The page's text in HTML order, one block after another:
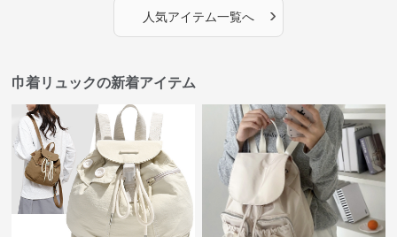
人気アイテム一覧へ ›
巾着リュックの新着アイテム